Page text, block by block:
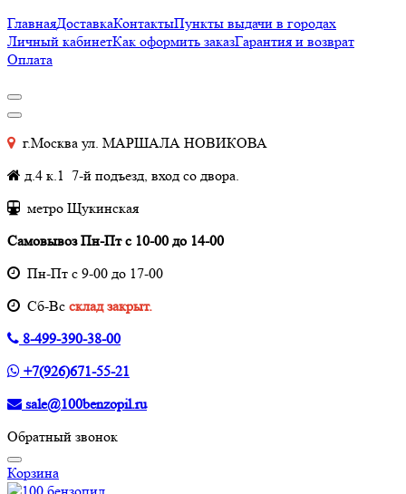
ГлавнаяДоставкаКонтактыПункты выдачи в городах
Личный кабинетКак оформить заказГарантия и возврат
Оплата
г.Москва ул. МАРШАЛА НОВИКОВА
д.4 к.1 7-й подъезд, вход со двора.
метро Щукинская
Самовывоз Пн-Пт с 10-00 до 14-00
Пн-Пт с 9-00 до 17-00
Cб-Вс склад закрыт.
8-499-390-38-00
+7(926)671-55-21
sale@100benzopil.ru
Обратный звонок
Корзина